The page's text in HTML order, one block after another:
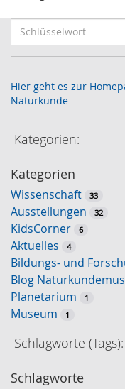
c
h
ü
e
w
o
r
t
-
S
u
c
h
Hier geht es zur
Naturkunde
Kategorien:
Kategorien
Wissenschaft 33
Ausstellungen 32
KidsCorner 6
Aktuelles 4
Bildungs- und
Blog
Planetarium 1
Museum 1
Schlagworte (Tags):
Schlagworte